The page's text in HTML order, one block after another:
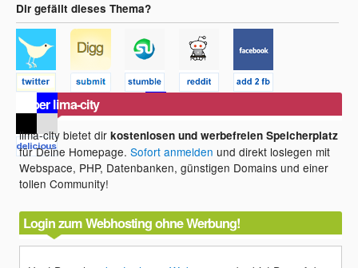
Dir gefällt dieses Thema?
Über lima-city
lima-city bietet dirkostenlosen und werbefreien Speicherplatz
für Deine Homepage.Sofort anmelden und direkt loslegen mit
Webspace, PHP, Datenbanken, günstigen Domains und einer
tollen Community!
Login zum Webhosting ohne Werbung!